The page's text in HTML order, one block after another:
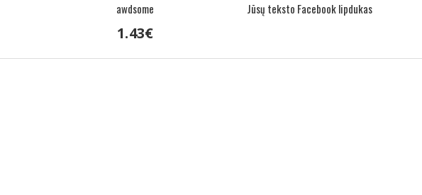
awdsome
1.43€
Jūsų teksto Facebook lipdukas